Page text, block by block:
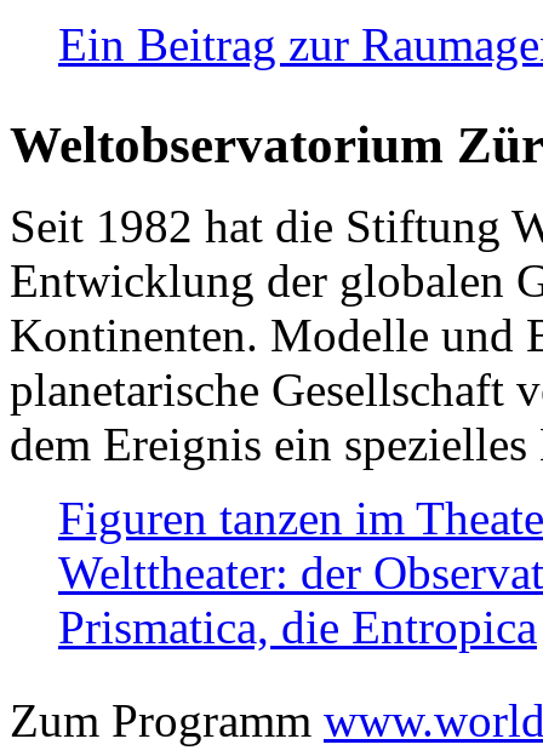
Ein Beitrag zur
Weltobservatorium
Seit 1982 hat die Stiftung
Entwicklung der globalen
Kontinenten. Modelle und
planetarische Gesellschaft
dem Ereignis ein
Figuren tanzen im
Welttheater: der
Prismatica, die Entropica
Zum Programm